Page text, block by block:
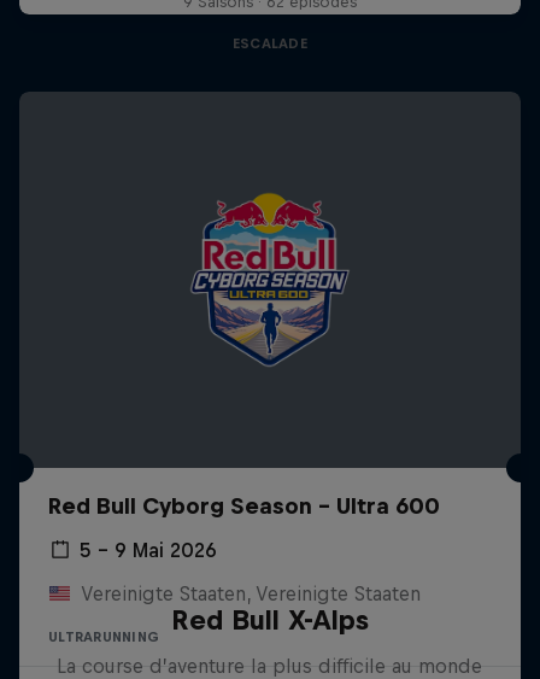
ESCALADE
Red Bull Cyborg Season - Ultra 600
5 – 9 Mai 2026
Vereinigte Staaten, Vereinigte Staaten
ULTRARUNNING
Red Bull X-Alps
La course d’aventure la plus difficile au monde